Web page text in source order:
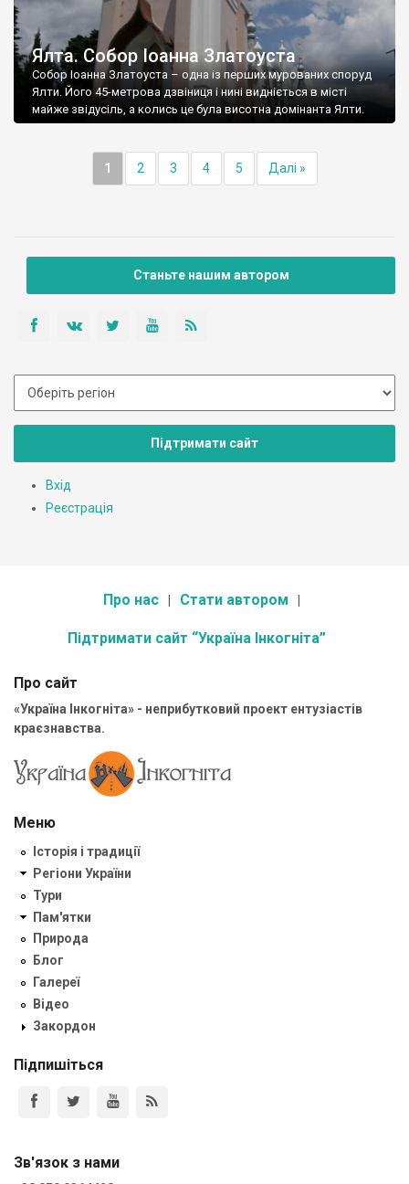
Ялта. Собор Іоанна Златоуста
Собор Іоанна Златоуста – одна із перших мурованих споруд
Ялти. Його 45-метрова дзвіниця і нині видніється в місті
майже звідусіль, а колись це була висотна домінанта Ялти.
1 2 3 4 5 Далі »
Станьте нашим автором
Підтримати сайт
Вхід
Реєстрація
Про нас Стати автором
Підтримати сайт “Україна Інкогніта”
Про сайт
«Україна Інкогніта» - неприбутковий проект ентузіастів
краєзнавства.
Меню
Історія і традиції
Регіони України
Тури
Пам'ятки
Природа
Блог
Галереї
Відео
Закордон
Підпишіться
Зв'язок з нами